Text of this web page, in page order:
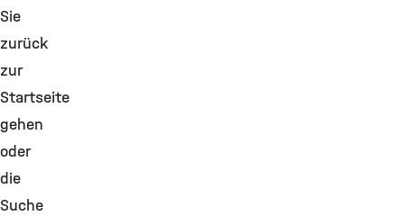
Sie
zurück
zur
Startseite
gehen
oder
die
Suche